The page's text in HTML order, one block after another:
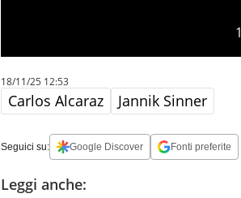
1
18/11/25 12:53
Carlos Alcaraz Jannik Sinner
Seguici su: Google Discover Fonti preferite
Leggi anche: